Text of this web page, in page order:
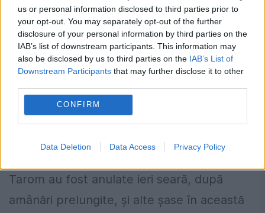
us or personal information disclosed to third parties prior to
your opt-out. You may separately opt-out of the further
disclosure of your personal information by third parties on the
IAB’s list of downstream participants. This information may
also be disclosed by us to third parties on the IAB’s List of
Downstream Participants that may further disclose it to other
CONFIRM
Data Deletion Data Access Privacy Policy
NOUĂ CURSE anulate la Tarom, din
cauza protestului piloților
Tarom au fost anulate ieri seară, după
amânări prelungite, și alte șase în această